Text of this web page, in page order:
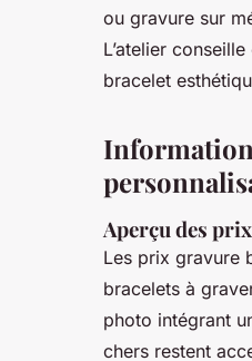
ou gravure sur
L’atelier
bracelet
Aperçu des
Les prix gravure
bracelets à
photo intégrant
chers restent